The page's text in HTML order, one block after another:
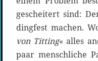
gescheitert sind:
dingfest machen.
von Titting« alles
paar menschliche